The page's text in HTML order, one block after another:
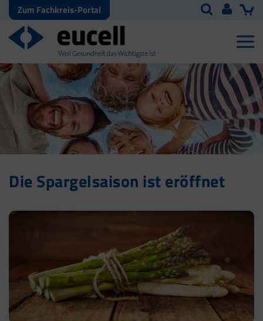
Zum Fachkreis-Portal
Die Spargelsaison ist eröffnet